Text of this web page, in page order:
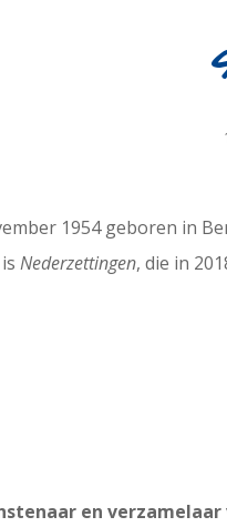
1954 geboren in
isNederzettingen, die in
en